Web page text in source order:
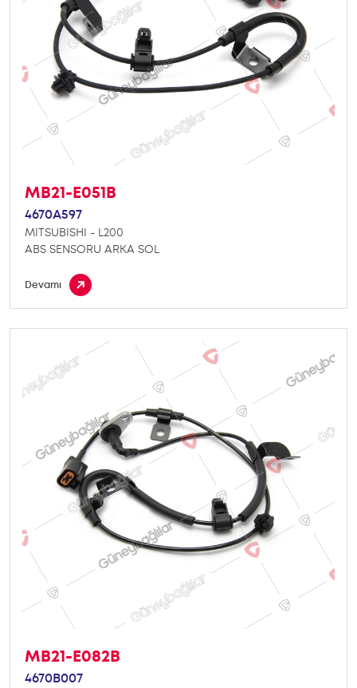
MB21-E051B
4670A597
MITSUBISHI - L200
ABS SENSORU ARKA SOL
Devamı
MB21-E082B
4670B007